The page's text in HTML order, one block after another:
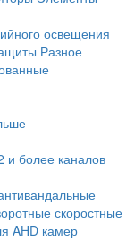
освещения
Разное
и более каналов
скоростные
AHD камер